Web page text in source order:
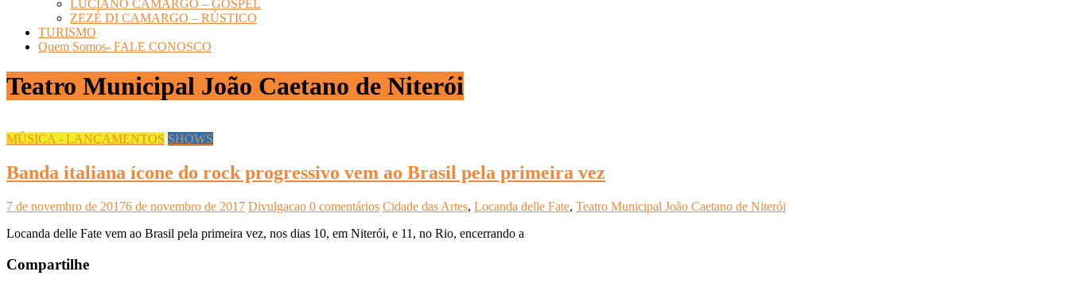
LUCIANO CAMARGO – GOSPEL
ZEZÉ DI CAMARGO – RÚSTICO
TURISMO
Quem Somos- FALE CONOSCO
Teatro Municipal João Caetano de Niterói
MÚSICA - LANÇAMENTOS SHOWS
Banda italiana ícone do rock progressivo vem ao Brasil pela primeira vez
7 de novembro de 20176 de novembro de 2017 Divulgacao 0 comentários Cidade das Artes, Locanda delle Fate, Teatro Municipal João Caetano de Niterói
Locanda delle Fate vem ao Brasil pela primeira vez, nos dias 10, em Niterói, e 11, no Rio, encerrando a
Compartilhe